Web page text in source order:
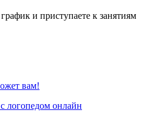
и приступаете к занятиям
вам!
логопедом онлайн